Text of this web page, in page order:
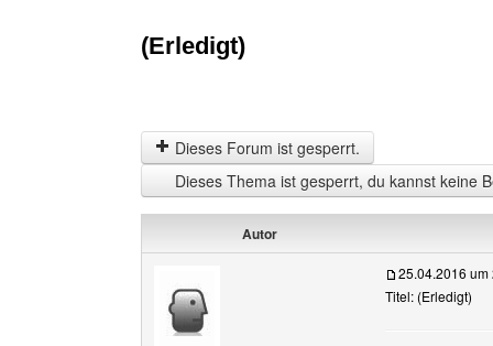
(Erledigt)
Dieses Forum ist gesperrt.
Dieses Thema ist gesperrt, du kannst keine
Autor
25.04.2016 um
Titel: (Erledigt)